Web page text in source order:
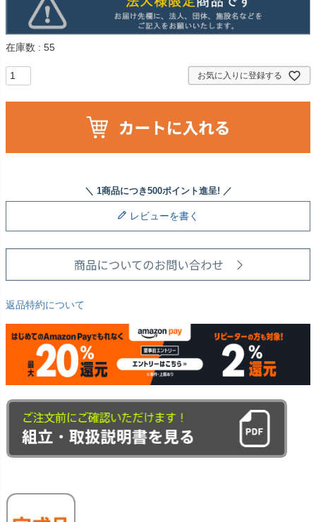
在庫数 55
お気に入りに登録する
レビューを書く
返品特約について